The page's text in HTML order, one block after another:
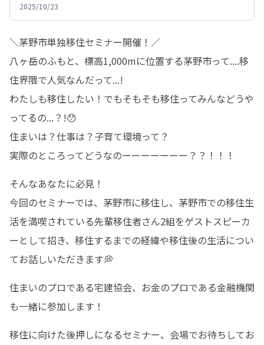
2025/10/23
＼茅野市単独移住セミナー開催！／
八ヶ岳のふもと、標高1,000mに位置する茅野市って....移
住界隈で人気なんだって...!
わたしも移住したい！でもそもそも移住ってみんなどうや
ってるの...？!😯
住まいは？仕事は？子育て環境って？
実際のところってどうなのーーーーーーー？？！！！
そんなあなたに必見！
今回のセミナーでは、茅野市に移住し、茅野市での移住生
活を満喫されている先輩移住者さん2組をゲストスピーカ
ーとして招き、移住するまでの経緯や移住後の生活につい
てお話しいただきます💭
住まいのプロである宅建協会、お金のプロである金融機関
も一緒に参加します！
移住に向けた後押しになるセミナー、会場でお待ちしてお